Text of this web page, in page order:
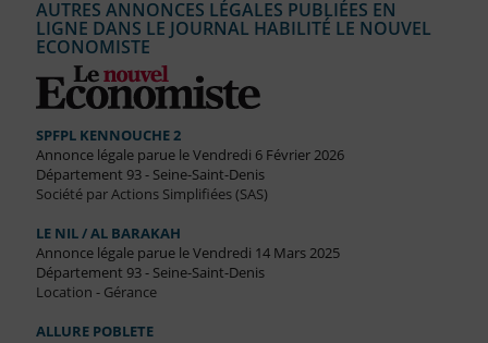
AUTRES ANNONCES LÉGALES PUBLIÉES EN
LIGNE DANS LE JOURNAL HABILITÉ LE NOUVEL
ECONOMISTE
SPFPL KENNOUCHE 2
Annonce légale parue le Vendredi 6 Février 2026
Département 93 - Seine-Saint-Denis
Société par Actions Simplifiées (SAS)
LE NIL / AL BARAKAH
Annonce légale parue le Vendredi 14 Mars 2025
Département 93 - Seine-Saint-Denis
Location - Gérance
ALLURE POBLETE